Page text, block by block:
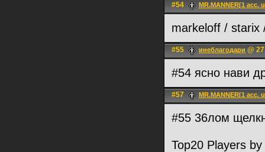
#54 MR.MANNER[1 acc.
markeloff /
#55 инеблагодари @
#54 ясно нави
#57 MR.MANNER[1 acc.
#55 36лом
Top20 Players